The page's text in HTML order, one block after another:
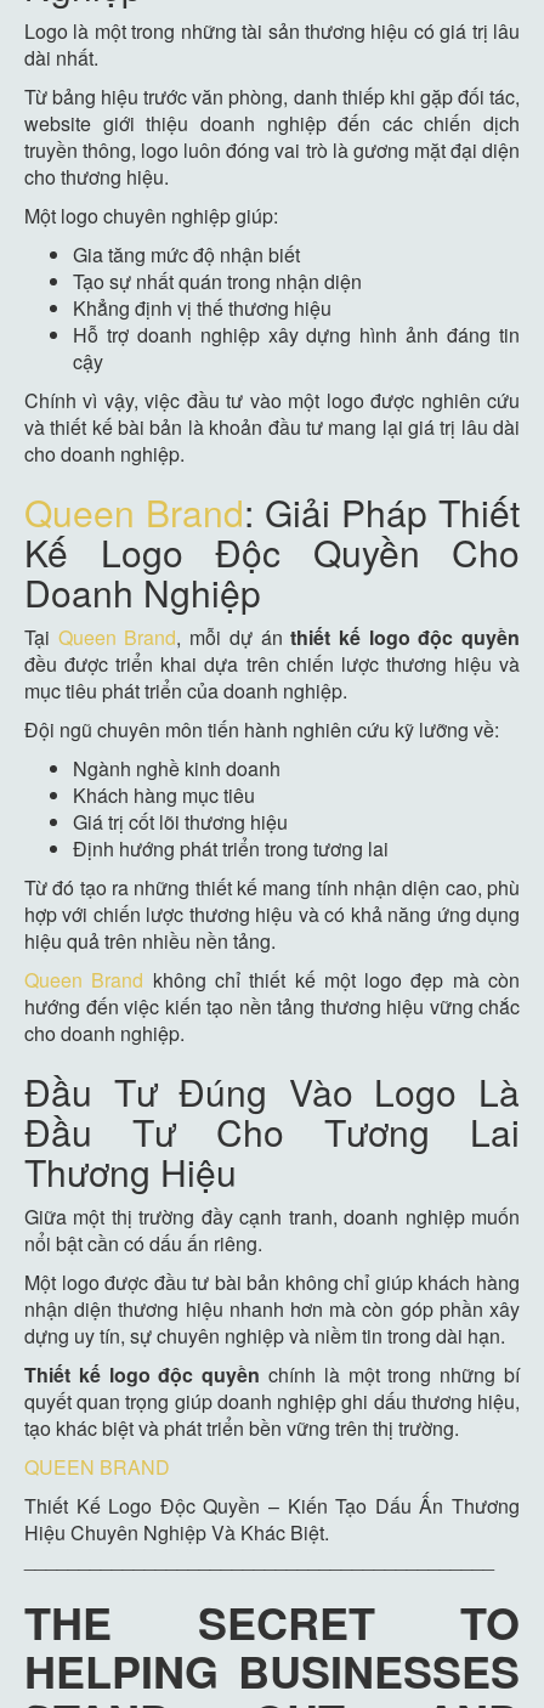
Logo là một trong những tài sản thương hiệu có giá trị lâu
dài nhất.
Từ bảng hiệu trước văn phòng, danh thiếp khi gặp đối tác,
website giới thiệu doanh nghiệp đến các chiến dịch
truyền thông, logo luôn đóng vai trò là gương mặt đại diện
cho thương hiệu.
Một logo chuyên nghiệp giúp:
Gia tăng mức độ nhận biết
Tạo sự nhất quán trong nhận diện
Khẳng định vị thế thương hiệu
Hỗ trợ doanh nghiệp xây dựng hình ảnh đáng tin
cậy
Chính vì vậy, việc đầu tư vào một logo được nghiên cứu
và thiết kế bài bản là khoản đầu tư mang lại giá trị lâu dài
cho doanh nghiệp.
Queen Brand: Giải Pháp Thiết
Kế Logo Độc Quyền Cho
Doanh Nghiệp
Tại Queen Brand, mỗi dự ánthiết kế logo độc quyền
đều được triển khai dựa trên chiến lược thương hiệu và
mục tiêu phát triển của doanh nghiệp.
Đội ngũ chuyên môn tiến hành nghiên cứu kỹ lưỡng về:
Ngành nghề kinh doanh
Khách hàng mục tiêu
Giá trị cốt lõi thương hiệu
Định hướng phát triển trong tương lai
Từ đó tạo ra những thiết kế mang tính nhận diện cao, phù
hợp với chiến lược thương hiệu và có khả năng ứng dụng
hiệu quả trên nhiều nền tảng.
Queen Brand không chỉ thiết kế một logo đẹp mà còn
hướng đến việc kiến tạo nền tảng thương hiệu vững chắc
cho doanh nghiệp.
Đầu Tư Đúng Vào Logo Là
Đầu Tư Cho Tương Lai
Thương Hiệu
Giữa một thị trường đầy cạnh tranh, doanh nghiệp muốn
nổi bật cần có dấu ấn riêng.
Một logo được đầu tư bài bản không chỉ giúp khách hàng
nhận diện thương hiệu nhanh hơn mà còn góp phần xây
dựng uy tín, sự chuyên nghiệp và niềm tin trong dài hạn.
Thiết kế logo độc quyền chính là một trong những bí
quyết quan trọng giúp doanh nghiệp ghi dấu thương hiệu,
tạo khác biệt và phát triển bền vững trên thị trường.
QUEEN BRAND
Thiết Kế Logo Độc Quyền – Kiến Tạo Dấu Ấn Thương
Hiệu Chuyên Nghiệp Và Khác Biệt.
THE SECRET TO
HELPING BUSINESSES